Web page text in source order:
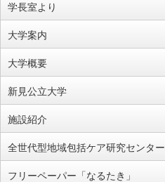
学長室より
大学案内
大学概要
新見公立大学
施設紹介
全世代型地域包括ケア研究センター
フリーペーパー「なるたき」